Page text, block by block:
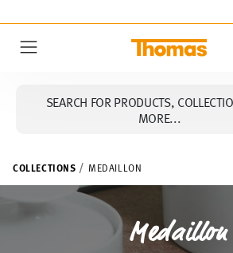
☀️ Up to 45%
SEARCH FOR PRODUCTS,
MORE...
COLLECTIONS MEDAILLON
Medaillon